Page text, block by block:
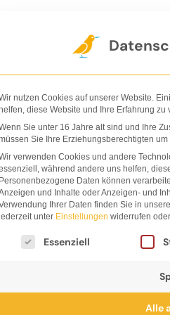
Der Verlag
nutzen Cookies auf unserer Website.
helfen, diese Website und Ihre Erfahrung zu
Sie unter 16 Jahre alt sind und Ihre
Sie Ihre Erziehungsberechtigten
verwenden Cookies und andere
während andere uns helfen,
Personenbezogene Daten können
und Inhalte oder Anzeigen- und
Ihrer Daten finden Sie in
unter Einstellungen widerrufen
Es folgt eine Liste der
Essenziell
Alle